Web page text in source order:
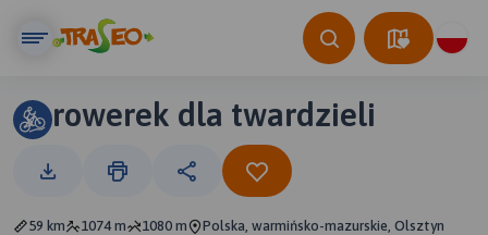
rowerek dla twardzieli
59 km 1074 m 1080 m Polska, warmińsko-mazurskie, Olsztyn